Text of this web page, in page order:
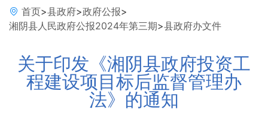
首页>县政府>政府公报>
湘阴县人民政府公报2024年第三期>县政府办文件
关于印发《湘阴县政府投资工
程建设项目标后监督管理办
法》的通知